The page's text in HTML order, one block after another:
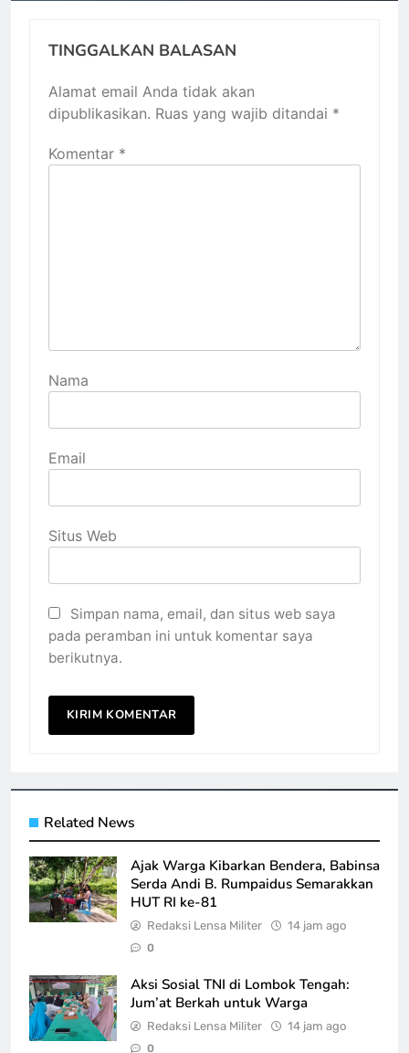
TINGGALKAN BALASAN
Alamat email Anda tidak akan
dipublikasikan. Ruas yang wajib ditandai *
Komentar *
Nama
Email
Situs Web
Simpan nama, email, dan situs web saya
pada peramban ini untuk komentar saya
berikutnya.
Related News
Ajak Warga Kibarkan Bendera, Babinsa
Serda Andi B. Rumpaidus Semarakkan
HUT RI ke-81
Redaksi Lensa Militer 14 jam ago
0
Aksi Sosial TNI di Lombok Tengah:
Jum’at Berkah untuk Warga
Redaksi Lensa Militer 14 jam ago
0